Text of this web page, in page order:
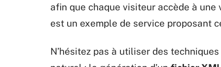
afin que chaque visiteur accède à
est un exemple de service proposant
N’hésitez pas à utiliser des